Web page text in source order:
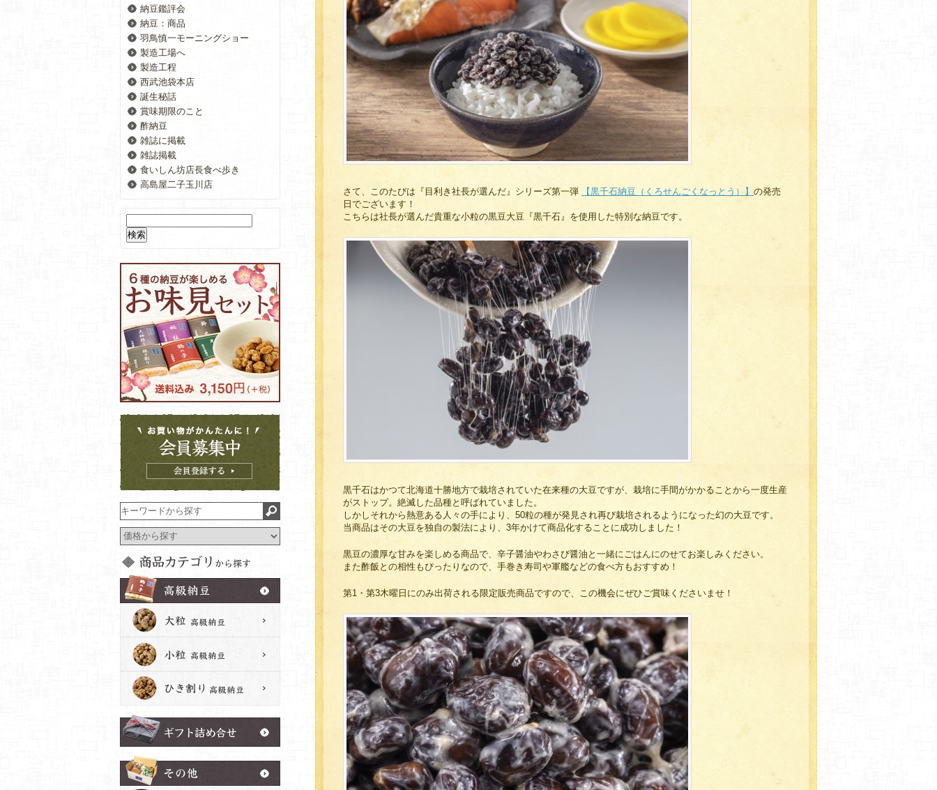
さて、このたびは『目利き社長が選んだ』シリーズ第一弾 【黒千石納豆（くろせんごくなっとう）】 の発売
日でございます！
こちらは社長が選んだ貴重な小粒の黒豆大豆『黒千石』を使用した特別な納豆です。
黒千石はかつて北海道十勝地方で栽培されていた在来種の大豆ですが、栽培に手間がかかることから一度生産
がストップ。絶滅した品種と呼ばれていました。
しかしそれから熱意ある人々の手により、50粒の種が発見され再び栽培されるようになった幻の大豆です。
当商品はその大豆を独自の製法により、3年かけて商品化することに成功しました！
黒豆の濃厚な甘みを楽しめる商品で、辛子醤油やわさび醤油と一緒にごはんにのせてお楽しみください。
また酢飯との相性もぴったりなので、手巻き寿司や軍艦などの食べ方もおすすめ！
第1・第3木曜日にのみ出荷される限定販売商品ですので、この機会にぜひご賞味くださいませ！
納豆鑑評会
納豆：商品
羽鳥慎一モーニングショー
製造工場へ
製造工程
西武池袋本店
誕生秘話
賞味期限のこと
酢納豆
雑誌に掲載
雑誌掲載
食いしん坊店長食べ歩き
高島屋二子玉川店
索: